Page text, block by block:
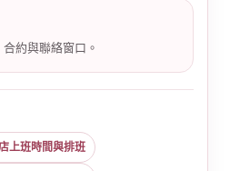
約與聯絡窗口。
上班時間與排班